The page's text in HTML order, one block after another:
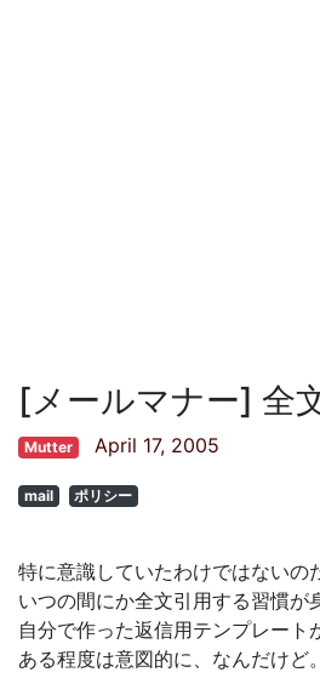
[メールマナー] 全
Mutter April 17, 2005
mail ポリシー
特に意識していたわけではないの
いつの間にか全文引用する習慣が
自分で作った返信用テンプレート
ある程度は意図的に、なんだけど。